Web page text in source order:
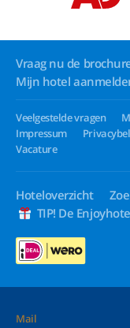
Vraag nu de
Mijn hotel
Veelgestelde vragen
Impressum
Vacature
Hoteloverzicht
TIP! De
Mail